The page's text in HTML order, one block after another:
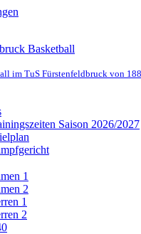
Basketball
im TuS Fürstenfeldbruck von
Saison 2026/2027
1
2
1
2